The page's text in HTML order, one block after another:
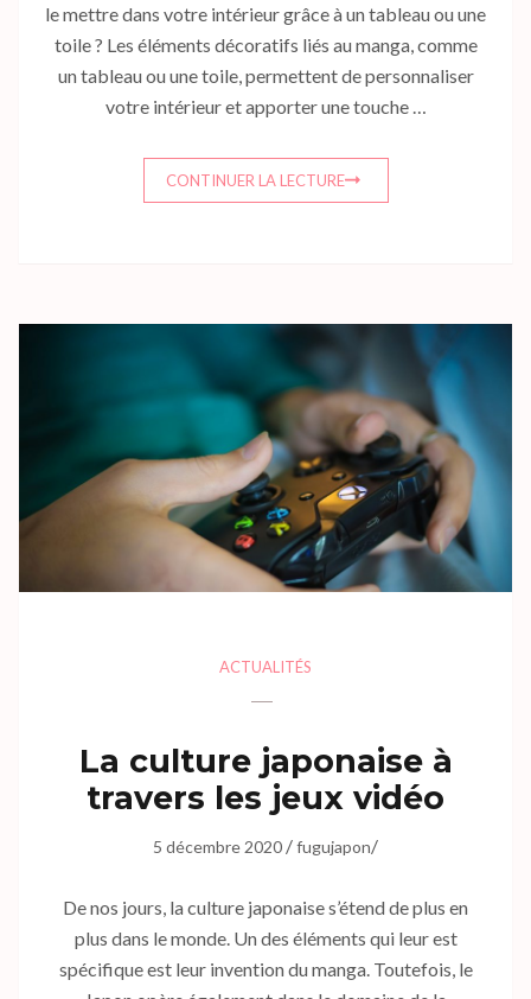
le mettre dans votre intérieur grâce à un tableau ou une
toile ? Les éléments décoratifs liés au manga, comme
un tableau ou une toile, permettent de personnaliser
votre intérieur et apporter une touche …
CONTINUER LA LECTURE
ACTUALITÉS
La culture japonaise à
travers les jeux vidéo
5 décembre 2020 /fugujapon/
De nos jours, la culture japonaise s’étend de plus en
plus dans le monde. Un des éléments qui leur est
spécifique est leur invention du manga. Toutefois, le